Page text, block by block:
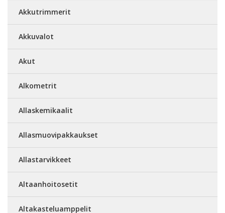
Akkutrimmerit
Akkuvalot
Akut
Alkometrit
Allaskemikaalit
Allasmuovipakkaukset
Allastarvikkeet
Altaanhoitosetit
Altakasteluamppelit